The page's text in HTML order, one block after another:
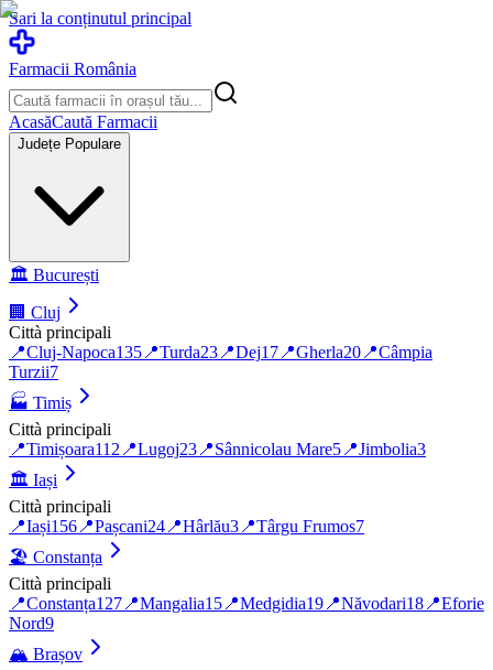
Sari la conținutul principal
Farmacii România
AcasăCaută Farmacii
Județe Populare
🏛️ București
🏢 Cluj
Città principali
📍Cluj-Napoca135 📍Turda23 📍Dej17 📍Gherla20 📍Câmpia
Turzii7
🏭 Timiș
Città principali
📍Timișoara112 📍Lugoj23 📍Sânnicolau Mare5 📍Jimbolia3
🏛️ Iași
Città principali
📍Iași156 📍Pașcani24 📍Hârlău3 📍Târgu Frumos7
🏖️ Constanța
Città principali
📍Constanța127 📍Mangalia15 📍Medgidia19 📍Năvodari18 📍Eforie
Nord9
🏔️ Brașov